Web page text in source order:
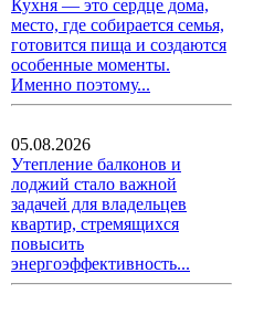
Кухня — это сердце дома,
место, где собирается семья,
готовится пища и создаются
особенные моменты.
Именно поэтому...
05.08.2026
Утепление балконов и
лоджий стало важной
задачей для владельцев
квартир, стремящихся
повысить
энергоэффективность...